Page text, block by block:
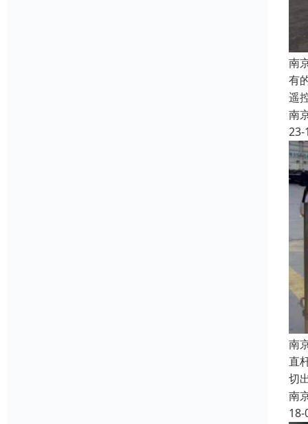
南
有
遥
南
23-
南
直
切
南
18-